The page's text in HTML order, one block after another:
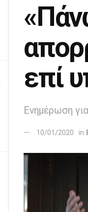
επί
Ενημέρωση
10/01/2020 in